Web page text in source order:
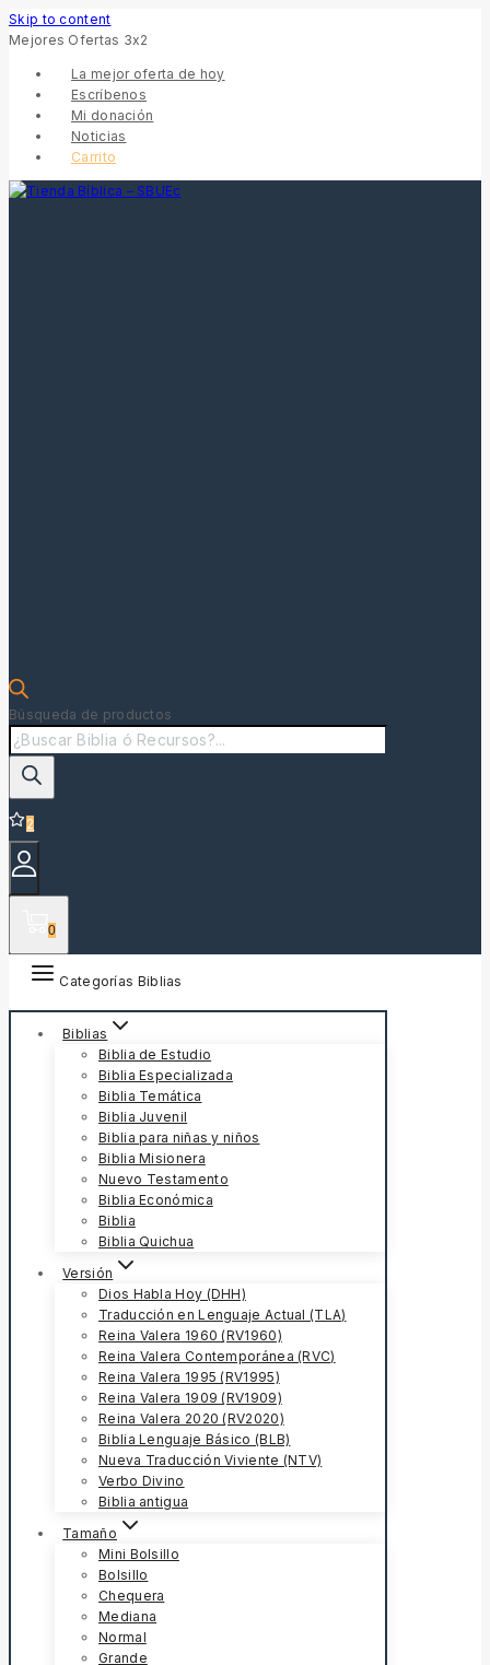
Skip to content
Mejores Ofertas 3x2
La mejor oferta de hoy
Escríbenos
Mi donación
Noticias
Carrito
Búsqueda de productos
2
0
Categorías Biblias
Biblias
Biblia de Estudio
Biblia Especializada
Biblia Temática
Biblia Juvenil
Biblia para niñas y niños
Biblia Misionera
Nuevo Testamento
Biblia Económica
Biblia
Biblia Quichua
Versión
Dios Habla Hoy (DHH)
Traducción en Lenguaje Actual (TLA)
Reina Valera 1960 (RV1960)
Reina Valera Contemporánea (RVC)
Reina Valera 1995 (RV1995)
Reina Valera 1909 (RV1909)
Reina Valera 2020 (RV2020)
Biblia Lenguaje Básico (BLB)
Nueva Traducción Viviente (NTV)
Verbo Divino
Biblia antigua
Tamaño
Mini Bolsillo
Bolsillo
Chequera
Mediana
Normal
Grande